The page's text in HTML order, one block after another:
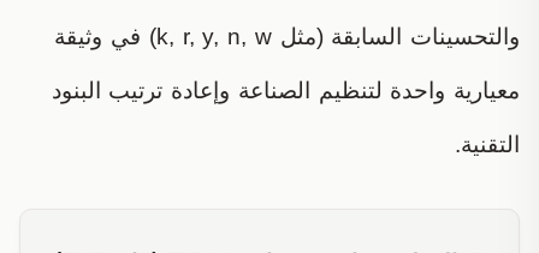
والتحسينات السابقة (مثل k, r, y, n, w) في وثيقة
معيارية واحدة لتنظيم الصناعة وإعادة ترتيب البنود
التقنية.